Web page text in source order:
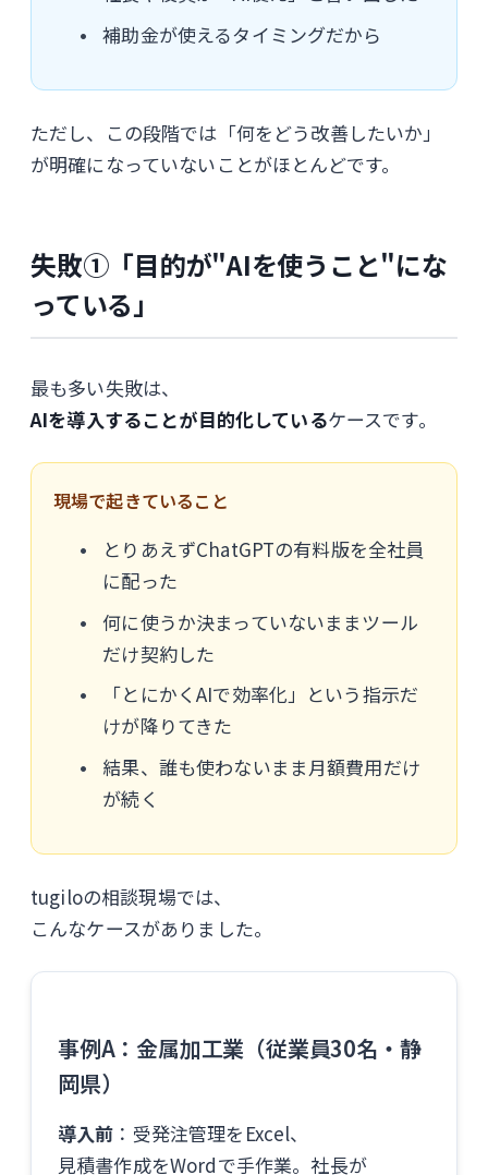
補助金が使えるタイミングだから
ただし、この段階では「何をどう改善したいか」
が明確になっていないことがほとんどです。
失敗①「目的が"AIを使うこと"にな
っている」
最も多い失敗は、
AIを導入することが目的化しているケースです。
現場で起きていること
とりあえずChatGPTの有料版を全社員
に配った
何に使うか決まっていないままツール
だけ契約した
「とにかくAIで効率化」という指示だ
けが降りてきた
結果、誰も使わないまま月額費用だけ
が続く
tugiloの相談現場では、
こんなケースがありました。
事例A：金属加工業（従業員30名・静
岡県）
導入前 ：受発注管理をExcel、
見積書作成をWordで手作業。社長が